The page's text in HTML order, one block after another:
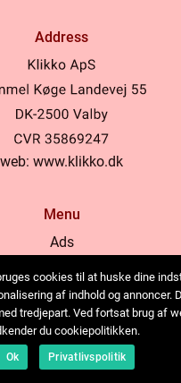
Address
web: www.klikko.dk
Menu
Ads
Cookies
Contact
Sitemap
cookies til at huske dine
af indhold og annoncer.
tredjepart. Ved fortsat brug af
du cookiepolitikken.
Ok Privatlivspolitik